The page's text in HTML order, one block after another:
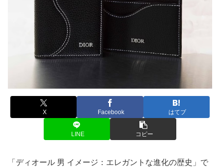
X Facebook はてブ
LINE コピー
「ディオール 男 イメージ：エレガントな進化の歴史」で